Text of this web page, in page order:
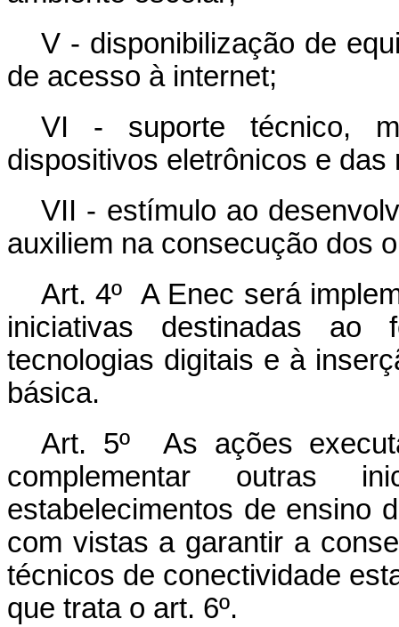
V - disponibilização de
de acesso à internet;
VI - suporte técnico,
dispositivos eletrônicos e das
VII - estímulo ao
auxiliem na consecução dos
Art. 4º A Enec será
iniciativas destinadas ao
tecnologias digitais e à
básica.
Art. 5º As ações
complementar outras
estabelecimentos de ensino
com vistas a garantir a
técnicos de conectividade
que trata o art. 6º.